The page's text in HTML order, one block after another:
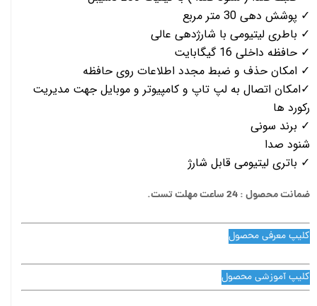
✓ پوشش دهی 30 متر مربع
✓ باطری لیتیومی با شارژدهی عالی
✓ حافظه داخلی 16 گیگابایت
✓ امکان حذف و ضبط مجدد اطلاعات روی حافظه
✓امکان اتصال به لپ تاپ و کامپیوتر و موبایل جهت مدیریت
رکورد ها
✓ برند سونی
شنود صدا
✓ باتری لیتیومی قابل شارژ
ضمانت محصول : 24 ساعت مهلت تست.
کلیپ معرفی محصول
کلیپ آموزشی محصول